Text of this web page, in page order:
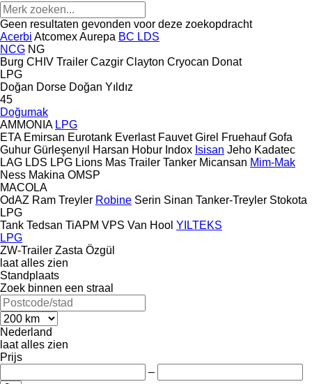
Geen resultaten gevonden voor deze zoekopdracht
Acerbi AtcomexAurepa BC LDS
NCG NG
Burg CHIV Trailer Cazgir Clayton Cryocan Donat
LPG
Doğan Dorse Doğan Yıldız
45
Doğumak
AMMONIA LPG
ETA Emirsan Eurotank Everlast Fauvet Girel Fruehauf Gofa
Guhur Gürleşenyıl Harsan Hobur Indox Isisan Jeho Kadatec
LAG LDS LPG Lions Mas Trailer Tanker Micansan Mim-Mak
Ness Makina OMSP
MACOLA
OdAZ Ram Treyler Robine Serin Sinan Tanker-Treyler Stokota
LPG
Tank Tedsan TiAPM VPS Van Hool YILTEKS
LPG
ZW-Trailer Zasta Özgül
laat alles zien
Standplaats
Zoek binnen een straal
Nederland
laat alles zien
Prijs
–